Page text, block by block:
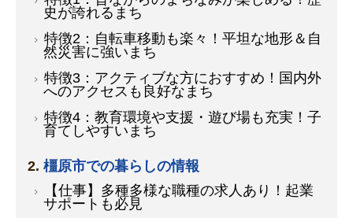
史が誇れるまち
特徴2：自転車移動も楽々！平坦な地形＆自
然災害に強いまち
特徴3：アクティブな方におすすめ！国内外
へのアクセスも良好なまち
特徴4：教育環境や支援・遊び場も充実！子
育てしやすいまち
橿原市での暮らしの情報
【仕事】多種多様な職種の求人あり！起業
サポートも必見